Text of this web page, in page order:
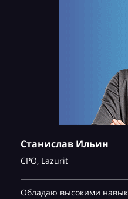
Станислав Ильин
CPO, Lazurit
Обладаю высокими